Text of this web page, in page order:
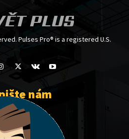
PLUS
Pulses Pro® is a registered U.S.
nám